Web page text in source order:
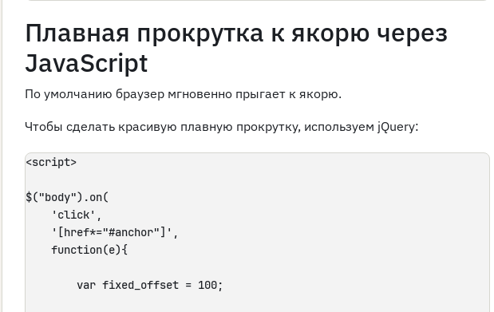
Плавная прокрутка к якорю через
JavaScript
По умолчанию браузер мгновенно прыгает к якорю.
Чтобы сделать красивую плавную прокрутку, используем jQuery:
<script>
$("body").on(
    'click',
    '[href*="#anchor"]',
    function(e){
        var fixed_offset = 100;